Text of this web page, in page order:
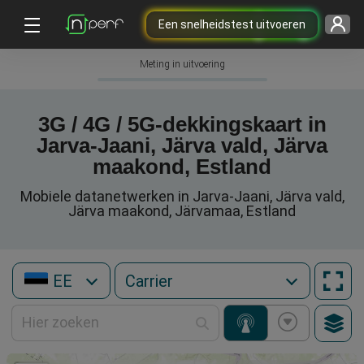
Een snelheidstest uitvoeren
Meting in uitvoering
3G / 4G / 5G-dekkingskaart in
Jarva-Jaani, Järva vald, Järva
maakond, Estland
Mobiele datanetwerken in Jarva-Jaani, Järva vald,
Järva maakond, Järvamaa, Estland
EE